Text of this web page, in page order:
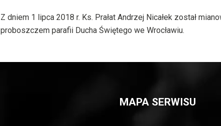
Z dniem 1 lipca 2018 r. Ks. Prałat Andrzej Nicałek został
proboszczem parafii Ducha Świętego we Wrocławiu.
MAPA SERWISU